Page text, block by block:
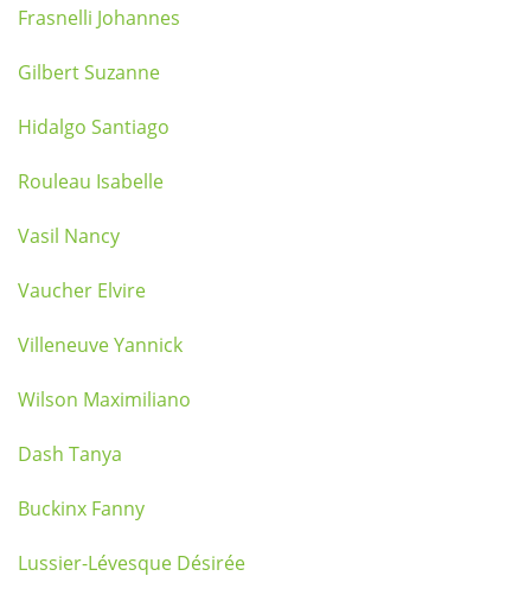
Frasnelli Johannes
Gilbert Suzanne
Hidalgo Santiago
Rouleau Isabelle
Vasil Nancy
Vaucher Elvire
Villeneuve Yannick
Wilson Maximiliano
Dash Tanya
Buckinx Fanny
Lussier-Lévesque Désirée